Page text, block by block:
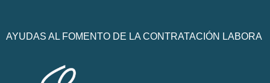
AYUDAS AL FOMENTO DE LA CONTRATACIÓN LABORA